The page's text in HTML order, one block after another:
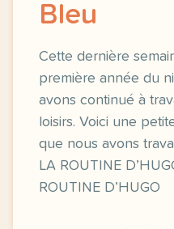
Bleu
Cette dernière
première année du
avons continué à
loisirs. Voici une
que nous avons
LA ROUTINE
ROUTINE D’HUGO